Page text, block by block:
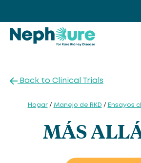
contenido
Back to Clinical Trials
Hogar/ Manejo de RKD / Ensayos
MÁS